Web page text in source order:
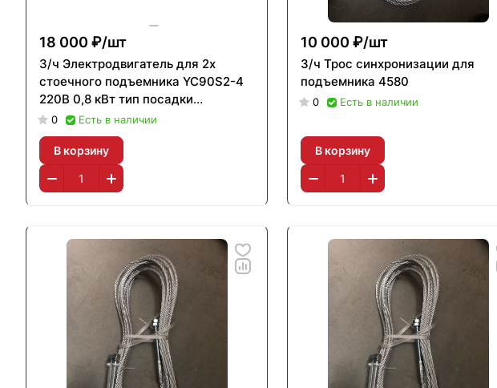
18 000 ₽/шт
З/ч Электродвигатель для 2х
стоечного подъемника YC90S2-4
220В 0,8 кВт тип посадки
площадка
0 Есть в наличии
В корзину
10 000 ₽/шт
З/ч Трос синхронизации для
подъемника 4580
0 Есть в наличии
В корзину